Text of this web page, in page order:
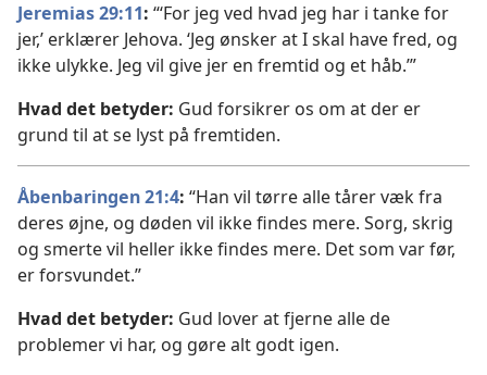
Jeremias 29:11: “‘For jeg ved hvad jeg har i tanke for
jer,’ erklærer Jehova. ‘Jeg ønsker at I skal have fred, og
ikke ulykke. Jeg vil give jer en fremtid og et håb.’”
Hvad det betyder: Gud forsikrer os om at der er
grund til at se lyst på fremtiden.
Åbenbaringen 21:4: “Han vil tørre alle tårer væk fra
deres øjne, og døden vil ikke findes mere. Sorg, skrig
og smerte vil heller ikke findes mere. Det som var før,
er forsvundet.”
Hvad det betyder: Gud lover at fjerne alle de
problemer vi har, og gøre alt godt igen.